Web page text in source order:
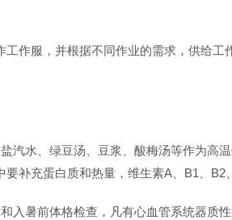
作服，并根据不同作业的需求，供给
汽水、绿豆汤、豆浆、酸梅汤等作为高
补充蛋白质和热量，维生素A、B1、B2
入暑前体格检查，凡有心血管系统器质